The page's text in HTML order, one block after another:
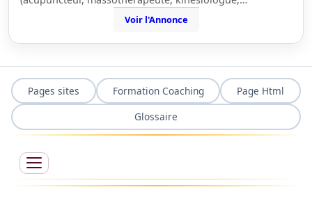
Voir l'Annonce
Pages sites Formation Coaching
Page Html
Glossaire